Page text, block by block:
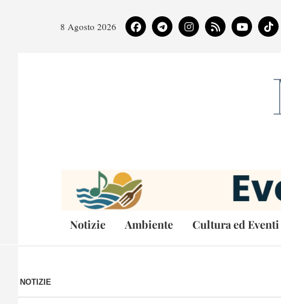
8 Agosto 2026
Notizie Ambiente Cultura ed Eventi
NOTIZIE